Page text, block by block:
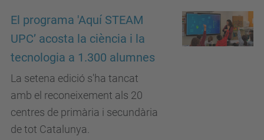
El programa 'Aquí STEAM
UPC’ acosta la ciència i la
tecnologia a 1.300 alumnes
La setena edició s'ha tancat
amb el reconeixement als 20
centres de primària i secundària
de tot Catalunya.